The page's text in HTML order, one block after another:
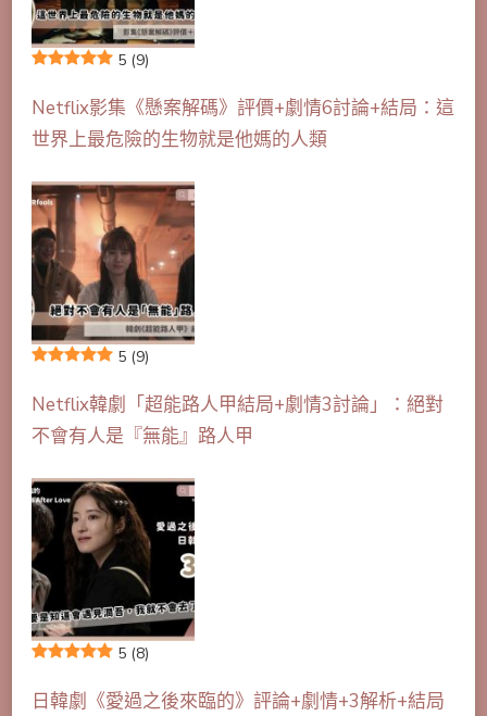
5 (9)
Netflix影集《懸案解碼》評價+劇情6討論+結局：這
世界上最危險的生物就是他媽的人類
5 (9)
Netflix韓劇「超能路人甲結局+劇情3討論」：絕對
不會有人是『無能』路人甲
5 (8)
日韓劇《愛過之後來臨的》評論+劇情+3解析+結局